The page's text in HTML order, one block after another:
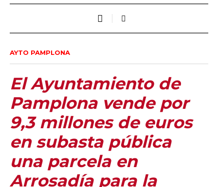
AYTO PAMPLONA
El Ayuntamiento de
Pamplona vende por
9,3 millones de euros
en subasta pública
una parcela en
Arrosadía para la